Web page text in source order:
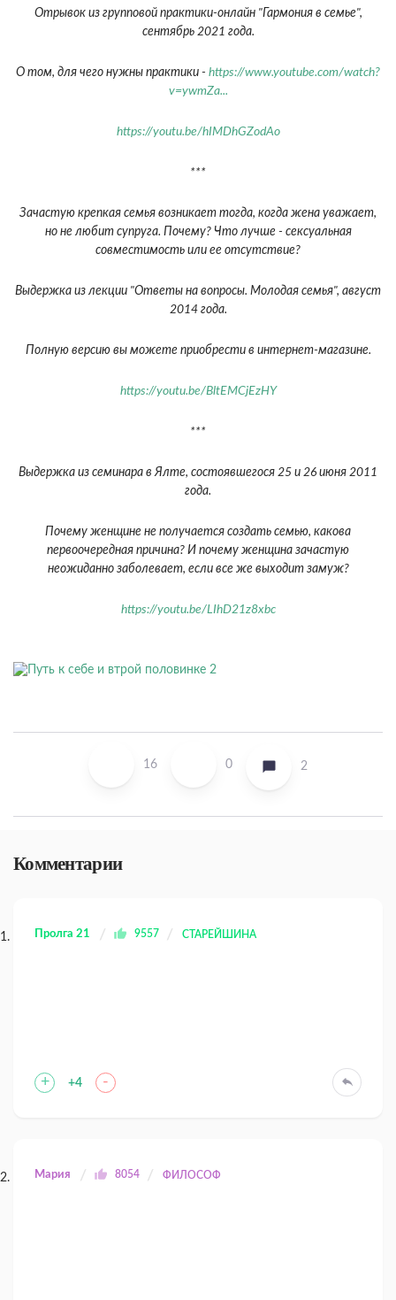
Отрывок из групповой практики-онлайн "Гармония в семье",
сентябрь 2021 года.
О том, для чего нужны практики - https://www.youtube.com/watch?
v=ywmZa...
https://youtu.be/hIMDhGZodAo
***
Зачастую крепкая семья возникает тогда, когда жена уважает,
но не любит супруга. Почему? Что лучше - сексуальная
совместимость или ее отсутствие?
Выдержка из лекции "Ответы на вопросы. Молодая семья", август
2014 года.
Полную версию вы можете приобрести в интернет-магазине.
https://youtu.be/BltEMCjEzHY
***
Выдержка из семинара в Ялте, состоявшегося 25 и 26 июня 2011
года.
Почему женщине не получается создать семью, какова
первоочередная причина? И почему женщина зачастую
неожиданно заболевает, если все же выходит замуж?
https://youtu.be/LIhD21z8xbc
16 0 2
Комментарии
Пролга 21 9557 СТАРЕЙШИНА
+ +4 -
Мария 8054 ФИЛОСОФ